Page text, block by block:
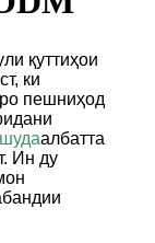
қуттиҳои
ки
пешниҳод
албатта
Ин ду